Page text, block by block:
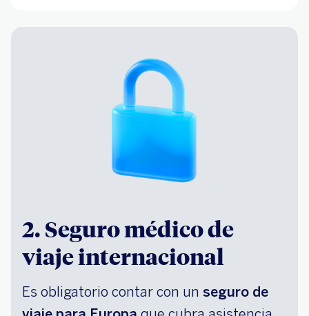
2. Seguro médico de
viaje internacional
Es obligatorio contar con un seguro de